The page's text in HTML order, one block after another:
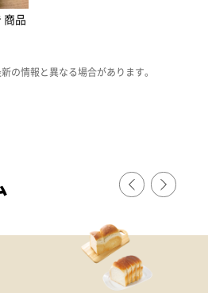
商品
の情報と異なる場合があります。